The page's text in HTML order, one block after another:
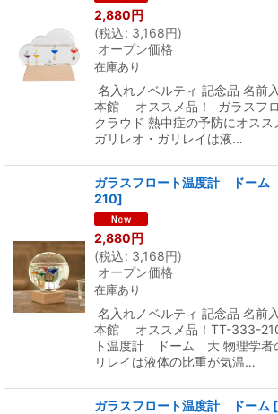
2,880円
(税込: 3,168円)
オープン価格
在庫あり
名入れノベルティ 記念品 名前
本館 オススメ品！ ガラスフ
クラウド 熱中症の予防にオス
ガリレオ・ガリレイは液…
ガラスフロート温度計 ドー
210]
2,880円
(税込: 3,168円)
オープン価格
在庫あり
名入れノベルティ 記念品 名前
本館 オススメ品！TT-333-
ト温度計 ドーム 大 物理学者
リレイは液体の比重が気温…
ガラスフロート温度計 ドーム [